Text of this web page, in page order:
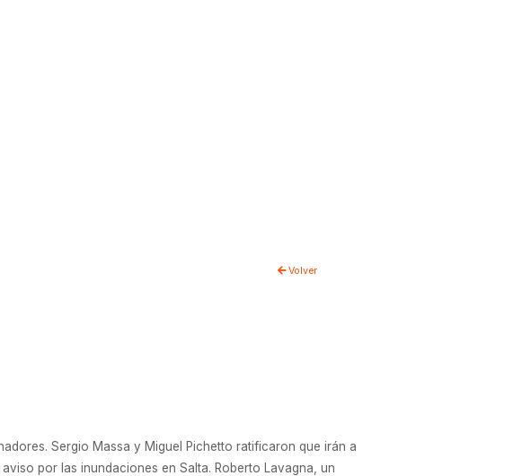
Volver
Sergio Massa y Miguel Pichetto ratificaron que irán a
por las inundaciones en Salta. Roberto Lavagna, un